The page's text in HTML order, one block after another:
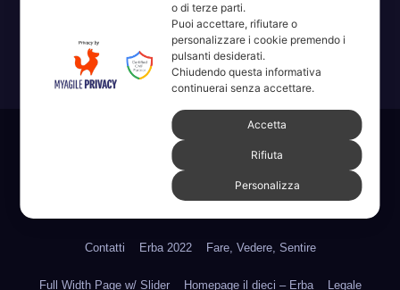
ricorda la domanda.
Sviluppato con orgoglio da WordPress
Tema: News Way di
Themeansar
Home Chi Siamo
Contatti Erba 2022 Fare, Vedere, Sentire
Full Width Page w/ Slider Homepage il dieci – Erba Legale
o di terze parti.
Puoi accettare, rifiutare o
personalizzare i cookie premendo i
pulsanti desiderati.
Chiudendo questa informativa
continuerai senza accettare.
Accetta
Rifiuta
Personalizza